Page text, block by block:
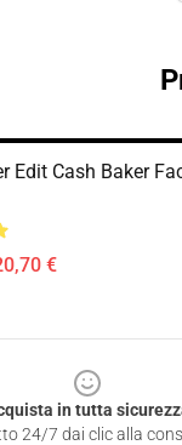
Edit Cash Baker
€
in tutta
24/7 dai clic alla